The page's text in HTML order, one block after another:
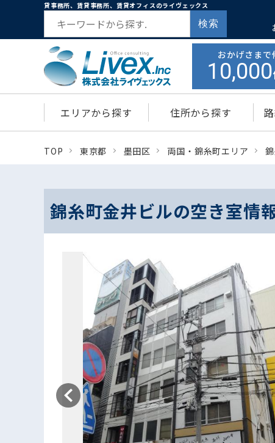
貸事務所、賃貸事務所、賃貸オフィスのライヴェックス
検索
おかげさまで
10,000
エリアから探す 住所から探す
TOP 東京都 墨田区 両国・錦糸町エリア
錦糸町金井ビルの空き室情